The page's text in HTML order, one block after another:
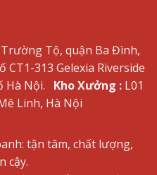
Tộ, quận Ba Đình,
CT1-313 Gelexia Riverside
Hà Nội.
Kho Xưởng :L01
Linh, Hà Nội
tận tâm, chất lượng,
cậy.